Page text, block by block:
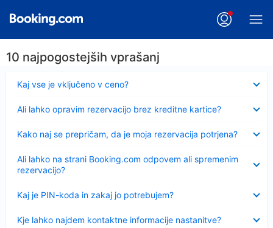
10 najpogostejših vprašanj
Kaj vse je vključeno v ceno?
Ali lahko opravim rezervacijo brez kreditne kartice?
Kako naj se prepričam, da je moja rezervacija potrjena?
Ali lahko na strani Booking.com odpovem ali spremenim
rezervacijo?
Kaj je PIN-koda in zakaj jo potrebujem?
Kje lahko najdem kontaktne informacije nastanitve?